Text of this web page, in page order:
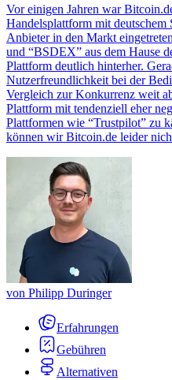
Vor einigen Jahren war
Handelsplattform mit deutschem
Anbieter in den Markt
und “BSDEX” aus dem Hause
Plattform deutlich hinterher.
Nutzerfreundlichkeit bei der
Vergleich zur Konkurrenz weit
Plattform mit tendenziell eher
Plattformen wie “Trustpilot” zu
können wir Bitcoin.de leider
von Philipp Duringer
Erfahrungen
Gebühren
Alternativen